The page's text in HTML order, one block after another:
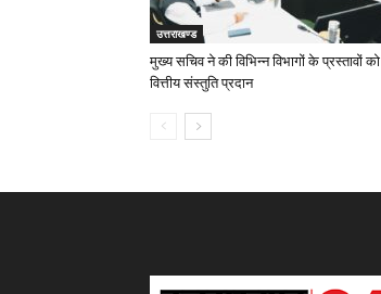
उत्तराखण्ड
मुख्य सचिव ने की विभिन्न विभागों के प्रस्तावों को
वित्तीय संस्तुति प्रदान